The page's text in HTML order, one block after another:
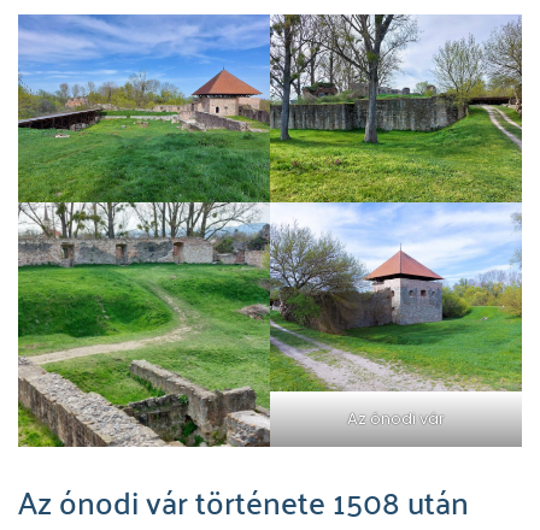
Az ónodi vár
Az ónodi vár története 1508 után